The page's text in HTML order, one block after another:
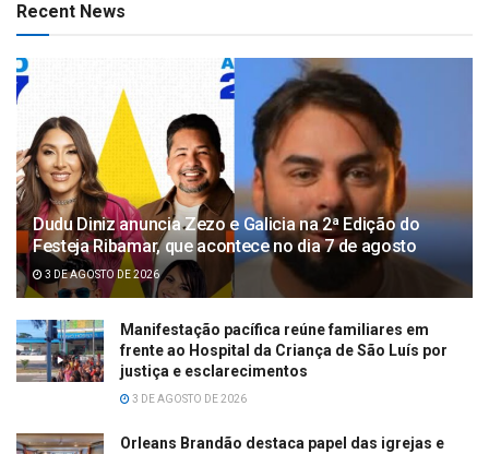
Recent News
Dudu Diniz anuncia Zezo e Galicia na 2ª Edição do
Festeja Ribamar, que acontece no dia 7 de agosto
3 DE AGOSTO DE 2026
Manifestação pacífica reúne familiares em
frente ao Hospital da Criança de São Luís por
justiça e esclarecimentos
3 DE AGOSTO DE 2026
Orleans Brandão destaca papel das igrejas e